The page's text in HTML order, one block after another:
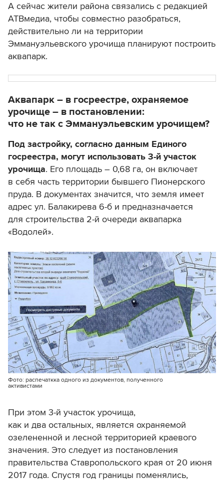
А сейчас жители района связались с редакцией
АТВмедиа, чтобы совместно разобраться,
действительно ли на территории
Эммануэльевского урочища планируют построить
аквапарк.
Аквапарк – в госреестре, охраняемое
урочище – в постановлении:
что не так с Эммануэльевским урочищем?
Под застройку, согласно данным Единого
госреестра, могут использовать 3-й участок
урочища. Его площадь – 0,68 га, он включает
в себя часть территории бывшего Пионерского
пруда. В документах значится, что земля имеет
адрес ул. Балакирева 6-б и предназначается
для строительства 2-й очереди аквапарка
«Водолей».
Фото: распечаткка одного из документов, полученного
активистами
При этом 3-й участок урочища,
как и два остальных, является охраняемой
озелененной и лесной территорией краевого
значения. Это следует из постановления
правительства Ставропольского края от 20 июня
2017 года. Спустя год границы поменялись,